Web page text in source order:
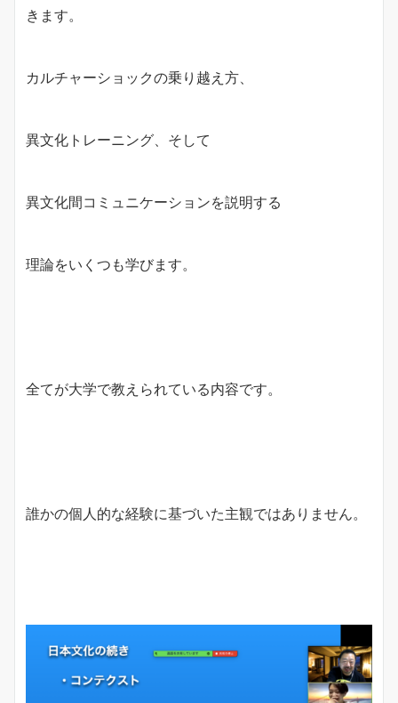
きます。
カルチャーショックの乗り越え方、
異文化トレーニング、そして
異文化間コミュニケーションを説明する
理論をいくつも学びます。
全てが大学で教えられている内容です。
誰かの個人的な経験に基づいた主観ではありません。